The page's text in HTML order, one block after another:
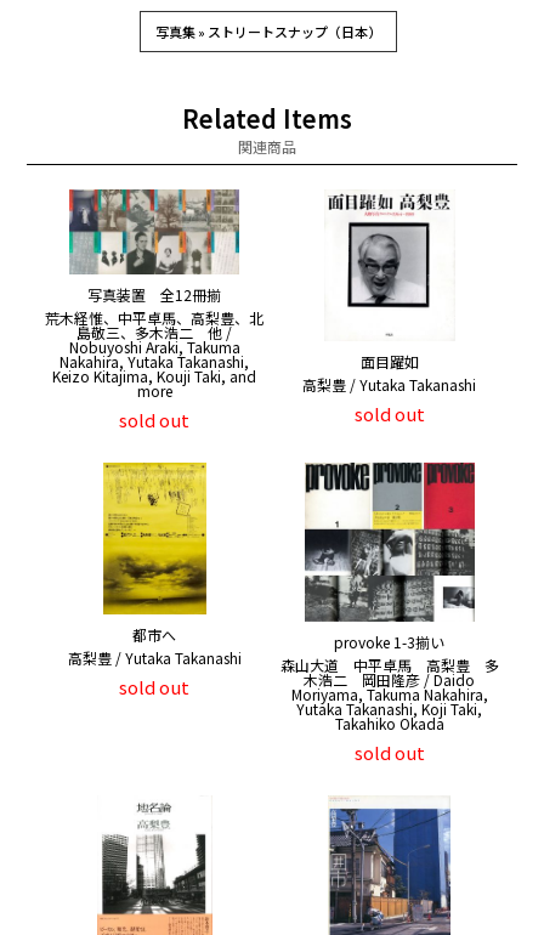
写真集 » ストリートスナップ（日本）
Related Items
関連商品
写真装置 全12冊揃
荒木経惟、中平卓馬、高梨豊、北
島敬三、多木浩二 他 /
Nobuyoshi Araki, Takuma
Nakahira, Yutaka Takanashi,
Keizo Kitajima, Kouji Taki, and
more
sold out
面目躍如
高梨豊 / Yutaka Takanashi
sold out
都市へ
高梨豊 / Yutaka Takanashi
sold out
provoke 1-3揃い
森山大道 中平卓馬 高梨豊 多
木浩二 岡田隆彦 / Daido
Moriyama, Takuma Nakahira,
Yutaka Takanashi, Koji Taki,
Takahiko Okada
sold out